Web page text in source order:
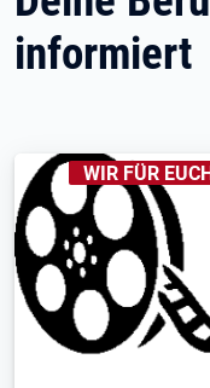
informiert
WIR FÜR